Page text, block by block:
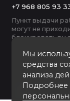
Мы
средства
анализа
Подробнее
+7 968 805 93
Пункт выдачи
могут не
блокировать ру